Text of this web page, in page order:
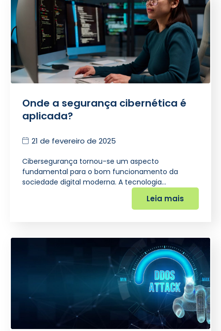
Onde a segurança cibernética é
aplicada?
21 de fevereiro de 2025
Cibersegurança tornou-se um aspecto
fundamental para o bom funcionamento da
sociedade digital moderna. A tecnologia…
Leia mais